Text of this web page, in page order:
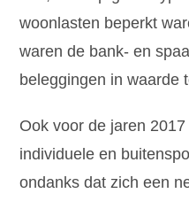
woonlasten beperkt
waren de bank- en
beleggingen in waarde
Ook voor de jaren
individuele en
ondanks dat zich een